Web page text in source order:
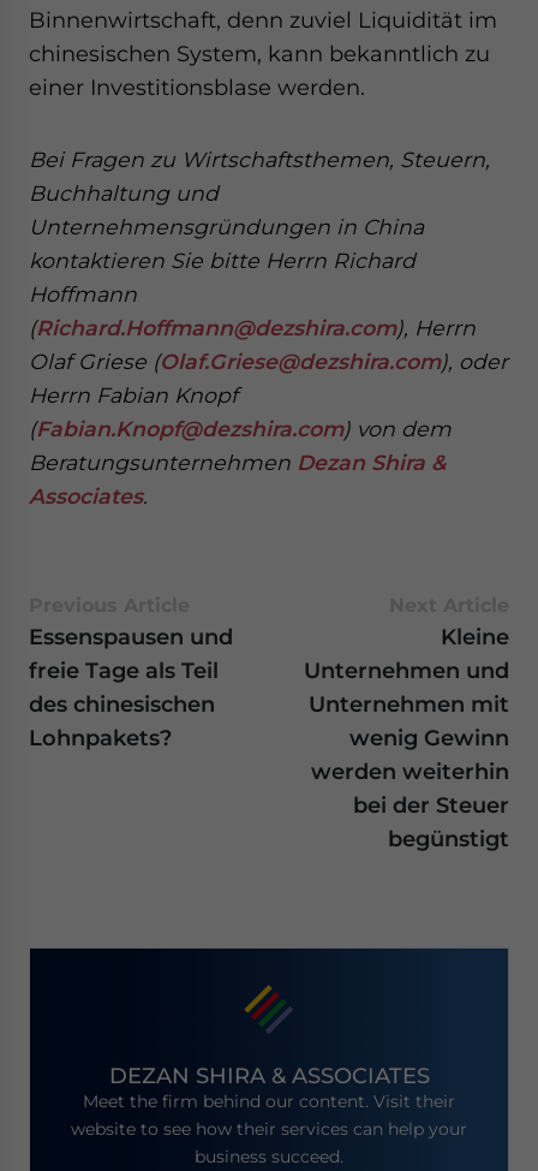
Binnenwirtschaft, denn zuviel Liquidität im
chinesischen System, kann bekanntlich zu
einer Investitionsblase werden.
Bei Fragen zu Wirtschaftsthemen, Steuern,
Buchhaltung und
Unternehmensgründungen in China
kontaktieren Sie bitte Herrn Richard
Hoffmann
(Richard.Hoffmann@dezshira.com), Herrn
Olaf Griese (Olaf.Griese@dezshira.com), oder
Herrn Fabian Knopf
(Fabian.Knopf@dezshira.com) von dem
Beratungsunternehmen Dezan Shira &
Associates.
Essenspausen und
freie Tage als Teil
des chinesischen
Lohnpakets?
Kleine
Unternehmen und
Unternehmen mit
wenig Gewinn
werden weiterhin
bei der Steuer
begünstigt
DEZAN SHIRA & ASSOCIATES
Meet the firm behind our content. Visit their
website to see how their services can help your
business succeed.